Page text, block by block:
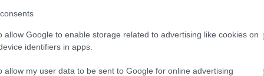
allow Google to enable storage related to advertising like cookies on
identifiers in apps.
allow my user data to be sent to Google for online advertising